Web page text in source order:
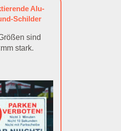
Alu-
Schilder
sind
stark.